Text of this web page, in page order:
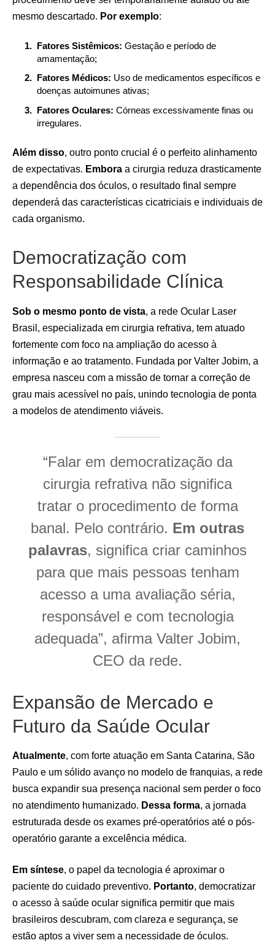
mesmo descartado. Por exemplo:
Fatores Sistêmicos: Gestação e período de
amamentação;
Fatores Médicos: Uso de medicamentos específicos e
doenças autoimunes ativas;
Fatores Oculares: Córneas excessivamente finas ou
irregulares.
Além disso, outro ponto crucial é o perfeito alinhamento
de expectativas. Embora a cirurgia reduza drasticamente
a dependência dos óculos, o resultado final sempre
dependerá das características cicatriciais e individuais de
cada organismo.
Democratização com
Responsabilidade Clínica
Sob o mesmo ponto de vista, a rede Ocular Laser
Brasil, especializada em cirurgia refrativa, tem atuado
fortemente com foco na ampliação do acesso à
informação e ao tratamento. Fundada por Valter Jobim, a
empresa nasceu com a missão de tornar a correção de
grau mais acessível no país, unindo tecnologia de ponta
a modelos de atendimento viáveis.
“Falar em democratização da
cirurgia refrativa não significa
tratar o procedimento de forma
banal. Pelo contrário. Em outras
palavras, significa criar caminhos
para que mais pessoas tenham
acesso a uma avaliação séria,
responsável e com tecnologia
adequada”, afirma Valter Jobim,
CEO da rede.
Expansão de Mercado e
Futuro da Saúde Ocular
Atualmente, com forte atuação em Santa Catarina, São
Paulo e um sólido avanço no modelo de franquias, a rede
busca expandir sua presença nacional sem perder o foco
no atendimento humanizado. Dessa forma, a jornada
estruturada desde os exames pré-operatórios até o pós-
operatório garante a excelência médica.
Em síntese, o papel da tecnologia é aproximar o
paciente do cuidado preventivo. Portanto, democratizar
o acesso à saúde ocular significa permitir que mais
brasileiros descubram, com clareza e segurança, se
estão aptos a viver sem a necessidade de óculos.